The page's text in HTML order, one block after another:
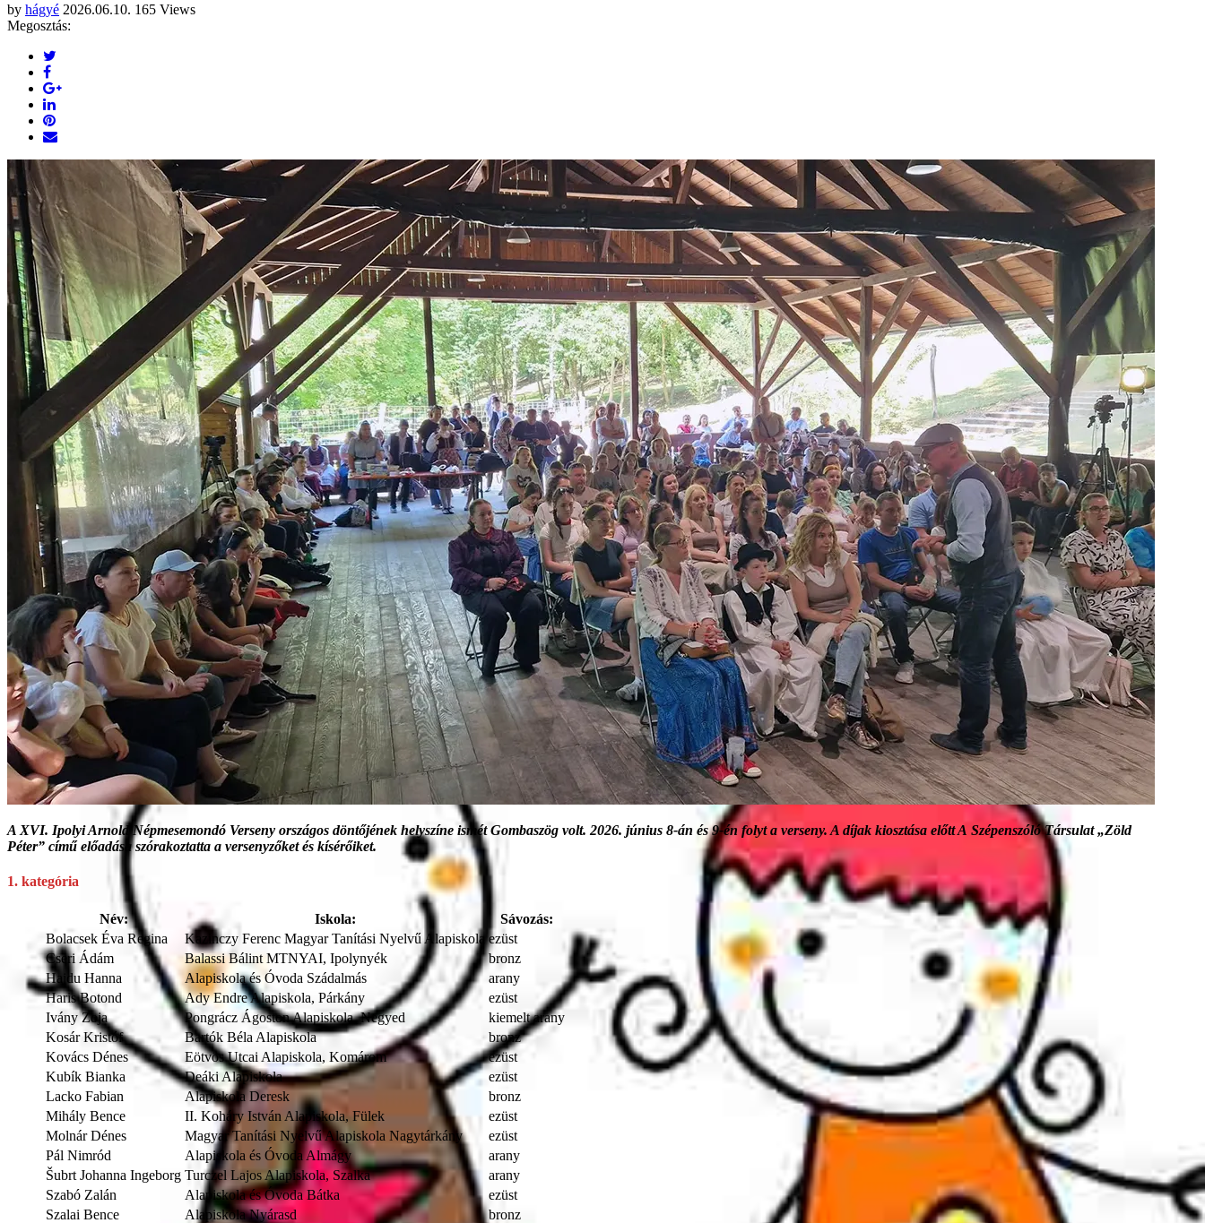
by hágyé 2026.06.10. 165 Views
Megosztás:
A XVI. Ipolyi Arnold Népmesemondó Verseny országos döntőjének helyszíne ismét Gombaszög volt. 2026. június 8-án és 9-én folyt a verseny. A díjak kiosztása előtt A Szépenszóló Társulat „Zöld
Péter” című előadása szórakoztatta a versenyzőket és kísérőiket.
1. kategória
Név: Iskola:
Sávozás:
Bolacsek Éva Regina
Kazinczy Ferenc Magyar Tanítási Nyelvű Alapiskola ezüst
Cseri Ádám
Balassi Bálint MTNYAI, Ipolynyék
bronz
Hajdu Hanna
Alapiskola és Óvoda Szádalmás
arany
Haris Botond
Ady Endre Alapiskola, Párkány
ezüst
Ivány Zoja
Pongrácz Ágoston Alapiskola, Negyed
kiemelt arany
Kosár Kristóf
Bartók Béla Alapiskola
bronz
Kovács Dénes
Eötvös Utcai Alapiskola, Komárom
ezüst
Kubík Bianka
Deáki Alapiskola
ezüst
Lacko Fabian
Alapiskola Deresk
bronz
Mihály Bence
II. Koháry István Alapiskola, Fülek
ezüst
Molnár Dénes
Magyar Tanítási Nyelvű Alapiskola Nagytárkány
ezüst
Pál Nimród
Alapiskola és Óvoda Almágy
arany
Šubrt Johanna Ingeborg Turczel Lajos Alapiskola, Szalka
arany
Szabó Zalán
Alapiskola és Óvoda Bátka
ezüst
Szalai Bence
Alapiskola Nyárasd bronz